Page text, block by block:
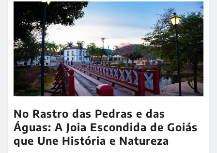
No Rastro das Pedras e das
Águas: A Joia Escondida de Goiás
que Une História e Natureza